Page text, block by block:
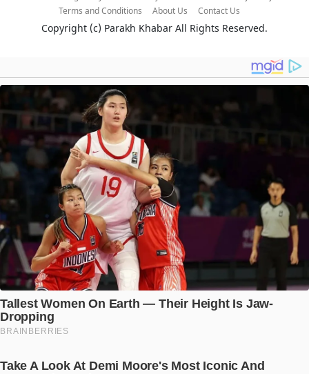
Terms and Conditions
About Us Contact Us
Copyright (c) Parakh Khabar All Rights Reserved.